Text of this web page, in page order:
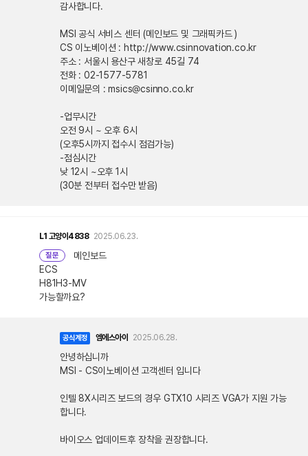
감사합니다.
MSI 공식 서비스 센터 (메인보드 및 그래픽카드 )
CS 이노베이션 : http://www.csinnovation.co.kr
주소 : 서울시 용산구 새창로 45길 74
전화 : 02-1577-5781
이메일문의 : msics@csinno.co.kr
-업무시간
오전 9시 ~ 오후 6시
(오후5시까지 접수시 점검가능)
-점심시간
낮 12시 ~오후 1시
(30분 전부터 접수만 받음)
L1 고양이4838 2025.06.23.
질문
메인보드
ECS
H81H3-MV
가능할까요?
공식계정 엠에스아이 2025.06.28.
안녕하십니까
MSI - CS이노베이션 고객센터 입니다
인텔 8X시리즈 보드의 경우 GTX10 시리즈 VGA가 지원 가능
합니다.
바이오스 업데이트후 장착을 권장합니다.